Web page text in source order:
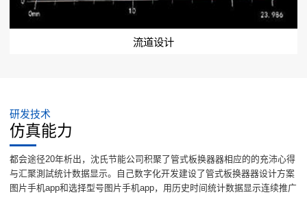
流道设计
研发技术
仿真能力
都会途径20年析出，沈氏节能公司积聚了管式板换器器相应的的充沛心得
与汇聚測試统计数据显示。自己数字化开发建设了管式板换器器设计方案
图片手机app和选择型号图片手机app，用历史时间统计数据显示连续推广